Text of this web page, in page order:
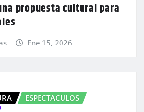
propuesta cultural para
Ene 15, 2026
ESPECTACULOS